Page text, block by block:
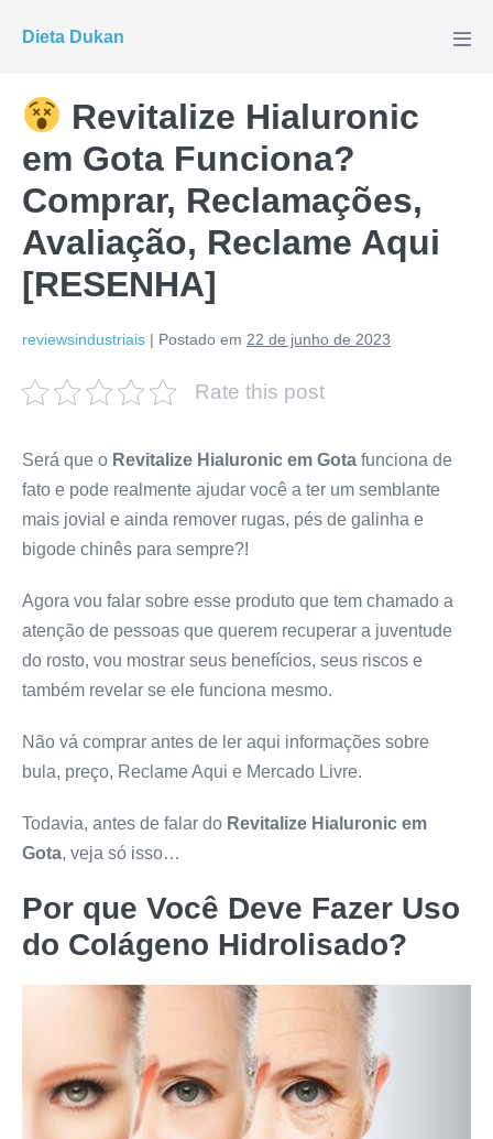
para
conteúdo
Dieta Dukan
Revitalize Hialuronic
em Gota Funciona?
Comprar, Reclamações,
Avaliação, Reclame Aqui
[RESENHA]
reviewsindustriais | Postado em 22 de junho de 2023
Rate this post
Será que o Revitalize Hialuronic em Gota funciona de
fato e pode realmente ajudar você a ter um semblante
mais jovial e ainda remover rugas, pés de galinha e
bigode chinês para sempre?!
Agora vou falar sobre esse produto que tem chamado a
atenção de pessoas que querem recuperar a juventude
do rosto, vou mostrar seus benefícios, seus riscos e
também revelar se ele funciona mesmo.
Não vá comprar antes de ler aqui informações sobre
bula, preço, Reclame Aqui e Mercado Livre.
Todavia, antes de falar do Revitalize Hialuronic em
Gota, veja só isso…
Por que Você Deve Fazer Uso
do Colágeno Hidrolisado?